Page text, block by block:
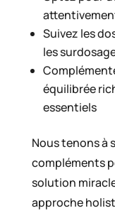
Suivez les
les
équilibrée
essentiels
Nous tenons à
compléments
solution
approche